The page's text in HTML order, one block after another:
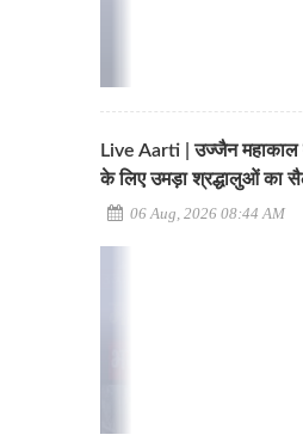
Live Aarti | उज्जैन महाकाल
के लिए उमड़ा श्रद्धालुओं का
06 Aug, 2026 08:44 AM